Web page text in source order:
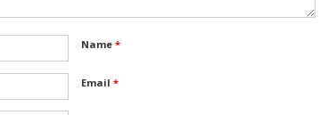
Name *
Email *